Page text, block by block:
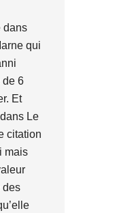
dans
qui
de 6
Et
Le
citation
mais
des